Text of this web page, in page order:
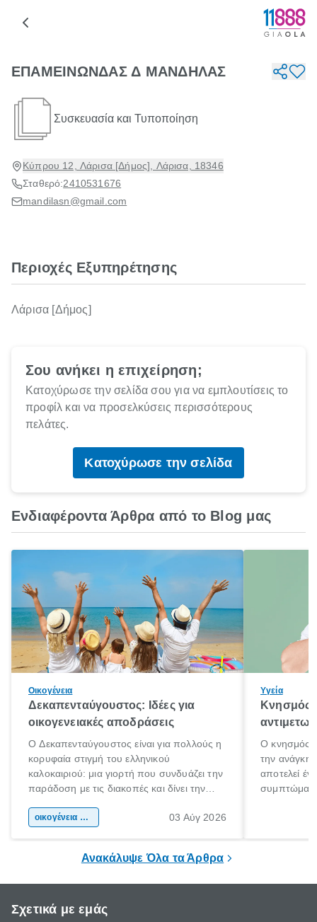
ΕΠΑΜΕΙΝΩΝΔΑΣ Δ ΜΑΝΔΗΛΑΣ
Συσκευασία και Τυποποίηση
Κύπρου 12, Λάρισα [Δήμος], Λάρισα, 18346
Σταθερό:2410531676
mandilasn@gmail.com
Περιοχές Εξυπηρέτησης
Λάρισα [Δήμος]
Σου ανήκει η επιχείρηση;
Κατοχύρωσε την σελίδα σου για να εμπλουτίσεις το
προφίλ και να προσελκύσεις περισσότερους
πελάτες.
Κατοχύρωσε την σελίδα
Ενδιαφέροντα Άρθρα από το Blog μας
Οικογένεια
Δεκαπενταύγουστος: Ιδέες για
οικογενειακές αποδράσεις
Ο Δεκαπενταύγουστος είναι για πολλούς η
κορυφαία στιγμή του ελληνικού
καλοκαιριού: μια γιορτή που συνδυάζει την
παράδοση με τις διακοπές και δίνει την
χώρας. Είτε πρόκειται για λίγες μέρες
οικογένεια & παιδί 03 Αύγ 2026
Υγεία
Κνησμός:
Ο κνησμός
την ανάγκη
αποτελεί
Ανακάλυψε Όλα τα Άρθρα
Σχετικά με εμάς